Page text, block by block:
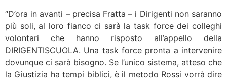
“D’ora in avanti – precisa Fratta – i Dirigenti non saranno
più soli, al loro fianco ci sarà la task force dei colleghi
volontari che hanno risposto all’appello della
DIRIGENTISCUOLA. Una task force pronta a intervenire
dovunque ci sarà bisogno. Se l’unico sistema, atteso che
la Giustizia ha tempi biblici, è il metodo Rossi vorrà dire